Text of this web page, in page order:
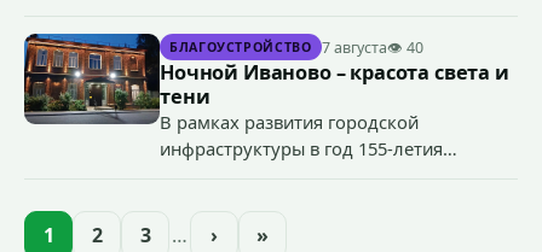
террористического акта на объекте
органов государственной власти.
«Гроза-2026».
БЛАГОУСТРОЙСТВО 7 августа👁 40
Ночной Иваново – красота света и
тени
В рамках развития городской
инфраструктуры в год 155-летия
проекта подсветки исторических
1 2 3 … › »